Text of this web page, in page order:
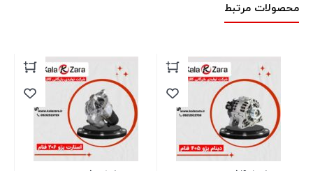
محصولات مرتبط